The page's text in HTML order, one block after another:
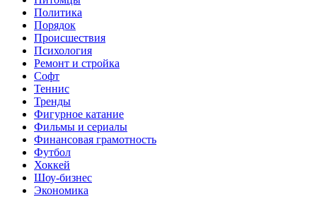
Политика
Порядок
Происшествия
Психология
Ремонт и стройка
Софт
Теннис
Тренды
Фигурное катание
Фильмы и сериалы
Финансовая грамотность
Футбол
Хоккей
Шоу-бизнес
Экономика